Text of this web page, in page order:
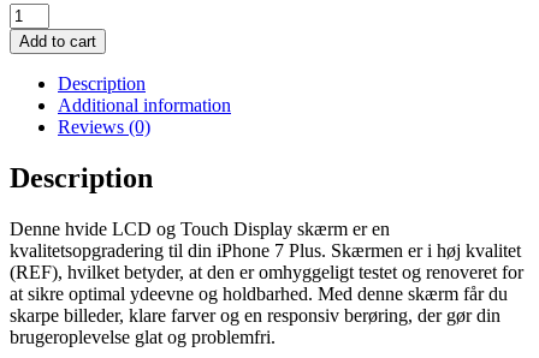
iPhone
7
Plus
LCD
Touch
Display
Skærm
(REF)
Hvid
quantity
Add to cart
Description
Additional information
Reviews (0)
Description
Denne hvide LCD og Touch Display skærm er en
kvalitetsopgradering til din iPhone 7 Plus. Skærmen er i høj kvalitet
(REF), hvilket betyder, at den er omhyggeligt testet og renoveret for
at sikre optimal ydeevne og holdbarhed. Med denne skærm får du
skarpe billeder, klare farver og en responsiv berøring, der gør din
brugeroplevelse glat og problemfri.